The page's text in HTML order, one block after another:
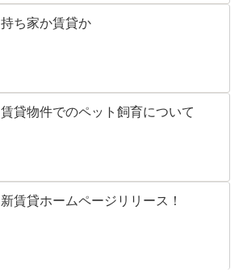
持ち家か賃貸か
賃貸物件でのペット飼育について
新賃貸ホームページリリース！